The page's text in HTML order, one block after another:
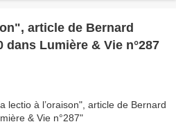
article de Bernard
dans Lumière & Vie n°287